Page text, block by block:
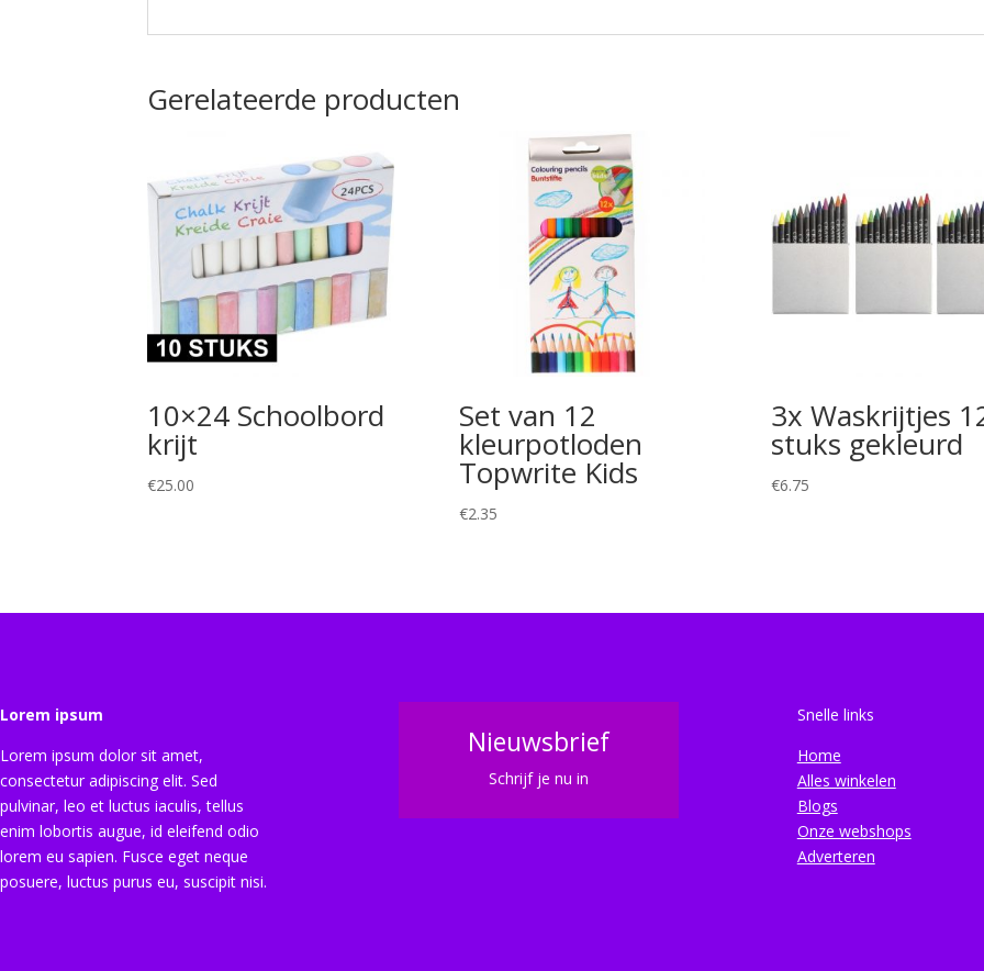
Gerelateerde producten
10×24 Schoolbord
krijt
€25.00
Set van 12
kleurpotloden
Topwrite Kids
€2.35
3x Waskrijtjes
stuks gekleurd
€6.75
Lorem ipsum
Lorem ipsum dolor sit amet,
consectetur adipiscing elit. Sed
pulvinar, leo et luctus iaculis, tellus
enim lobortis augue, id eleifend odio
lorem eu sapien. Fusce eget neque
posuere, luctus purus eu, suscipit nisi.
Nieuwsbrief
Schrijf je nu in
Snelle links
Home
Alles winkelen
Blogs
Onze webshops
Adverteren